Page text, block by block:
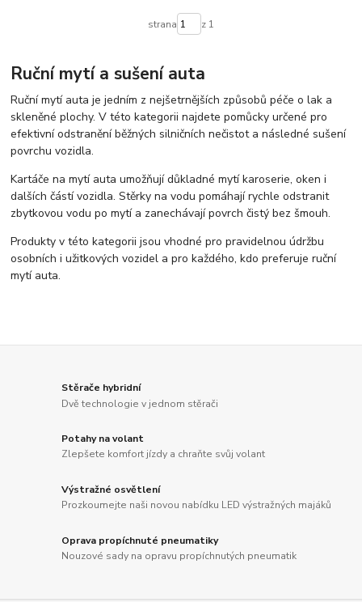
strana z 1
Ruční mytí a sušení auta
Ruční mytí auta je jedním z nejšetrnějších způsobů péče o lak a
skleněné plochy. V této kategorii najdete pomůcky určené pro
efektivní odstranění běžných silničních nečistot a následné sušení
povrchu vozidla.
Kartáče na mytí auta umožňují důkladné mytí karoserie, oken i
dalších částí vozidla. Stěrky na vodu pomáhají rychle odstranit
zbytkovou vodu po mytí a zanechávají povrch čistý bez šmouh.
Produkty v této kategorii jsou vhodné pro pravidelnou údržbu
osobních i užitkových vozidel a pro každého, kdo preferuje ruční
mytí auta.
Stěrače hybridní
Dvě technologie v jednom stěrači
Potahy na volant
Zlepšete komfort jízdy a chraňte svůj volant
Výstražné osvětlení
Prozkoumejte naši novou nabídku LED výstražných majáků
Oprava propíchnuté pneumatiky
Nouzové sady na opravu propíchnutých pneumatik